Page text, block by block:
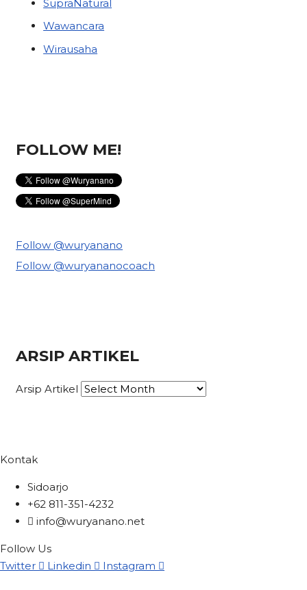
SupraNatural
Wawancara
Wirausaha
FOLLOW ME!
Follow @wuryanano
Follow @wuryananocoach
ARSIP ARTIKEL
Arsip Artikel
Kontak
Sidoarjo
+62 811-351-4232
info@wuryanano.net
Follow Us
Twitter
Linkedin Instagram